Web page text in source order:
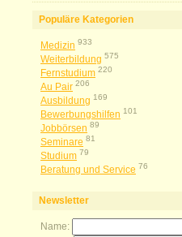
Populäre Kategorien
Medizin 933
Weiterbildung 575
Fernstudium 220
Au Pair 206
Ausbildung 169
Bewerbungshilfen 101
Jobbörsen 89
Seminare 81
Studium 79
Beratung und Service 76
Newsletter
Name: